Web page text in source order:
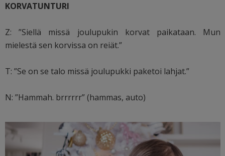
KORVATUNTURI
Z: ”Siellä missä joulupukin korvat paikataan. Mun
mielestä sen korvissa on reiät.”
T: ”Se on se talo missä joulupukki paketoi lahjat.”
N: ”Hammah. brrrrrr” (hammas, auto)